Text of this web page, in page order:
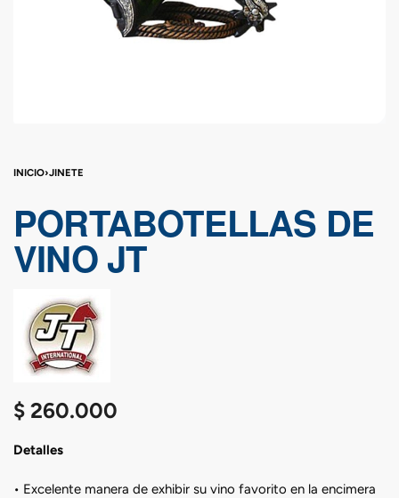
INICIO›JINETE
PORTABOTELLAS DE
VINO JT
$ 260.000
Detalles
• Excelente manera de exhibir su vino favorito en la encimera